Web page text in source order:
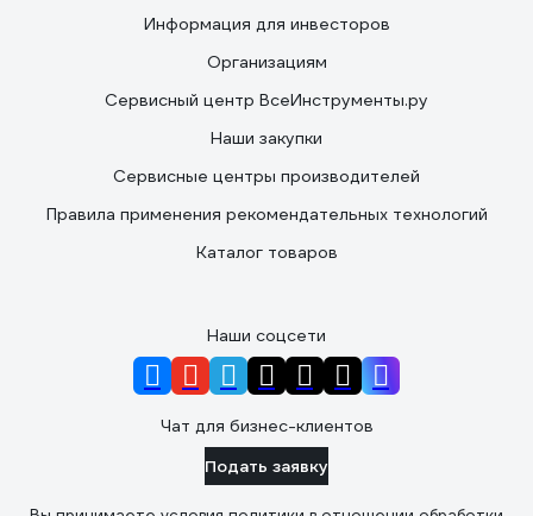
Информация для инвесторов
Организациям
Сервисный центр ВсеИнструменты.ру
Наши закупки
Сервисные центры производителей
Правила применения рекомендательных технологий
Каталог товаров
Наши соцсети
Чат для бизнес-клиентов
Подать заявку